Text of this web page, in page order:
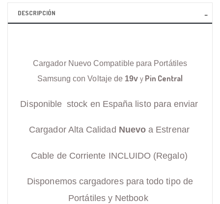
DESCRIPCIÓN
Cargador Nuevo Compatible para Portátiles
Samsung con Voltaje de 19v y Pin Central
Disponible stock en España listo para enviar
Cargador Alta Calidad Nuevo a Estrenar
Cable de Corriente INCLUIDO (Regalo)
Disponemos cargadores para todo tipo de
Portátiles y Netbook